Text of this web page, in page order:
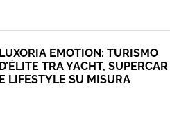
LUXORIA EMOTION: TURISMO
D’ÉLITE TRA YACHT, SUPERCAR
E LIFESTYLE SU MISURA